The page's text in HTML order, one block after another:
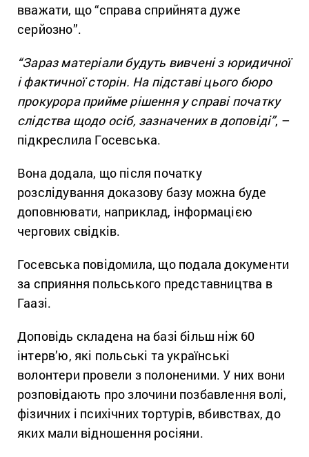
вважати, що “справа сприйнята дуже
серйозно”.
“Зараз матеріали будуть вивчені з юридичної
і фактичної сторін. На підставі цього бюро
прокурора прийме рішення у справі початку
слідства щодо осіб, зазначених в доповіді”, –
підкреслила Госевська.
Вона додала, що після початку
розслідування доказову базу можна буде
доповнювати, наприклад, інформацією
чергових свідків.
Госевська повідомила, що подала документи
за сприяння польського представництва в
Гаазі.
Доповідь складена на базі більш ніж 60
інтерв’ю, які польські та українські
волонтери провели з полоненими. У них вони
розповідають про злочини позбавлення волі,
фізичних і психічних тортурів, вбивствах, до
яких мали відношення росіяни.